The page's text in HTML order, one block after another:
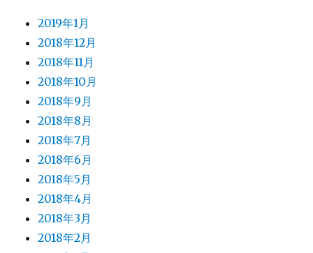
2019年1月
2018年12月
2018年11月
2018年10月
2018年9月
2018年8月
2018年7月
2018年6月
2018年5月
2018年4月
2018年3月
2018年2月